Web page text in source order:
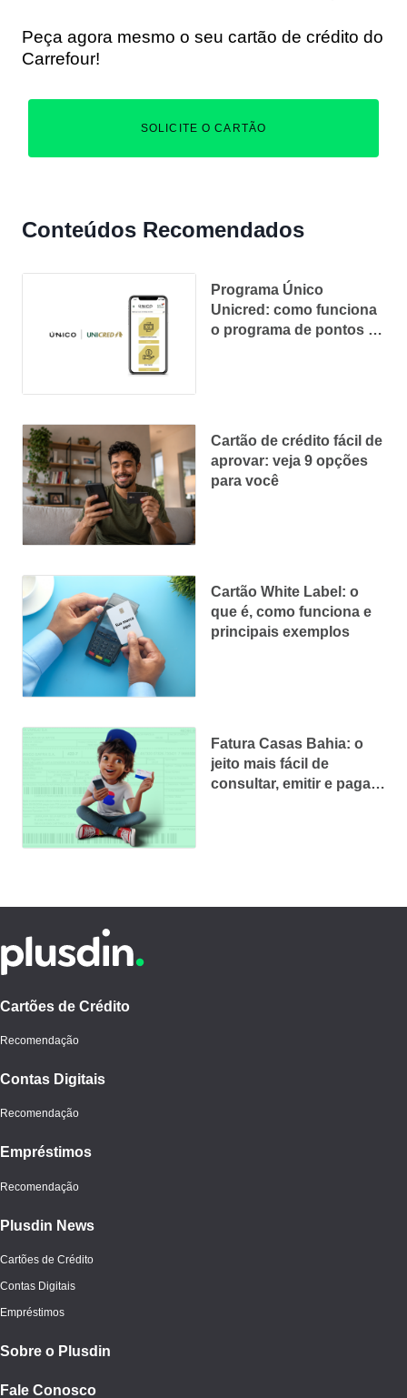
Peça agora mesmo o seu cartão de crédito do
Carrefour!
SOLICITE O CARTÃO
Conteúdos Recomendados
Programa Único
Unicred: como funciona
o programa de pontos da
Cartão de crédito fácil de
aprovar: veja 9 opções
para você
Cartão White Label: o
que é, como funciona e
principais exemplos
Fatura Casas Bahia: o
jeito mais fácil de
consultar, emitir e pagar
Cartões de Crédito
Recomendação
Contas Digitais
Recomendação
Empréstimos
Recomendação
Plusdin News
Cartões de Crédito
Contas Digitais
Empréstimos
Sobre o Plusdin
Fale Conosco